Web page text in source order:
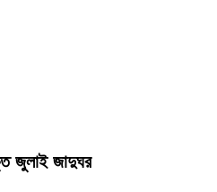
জুলাই জাদুঘর